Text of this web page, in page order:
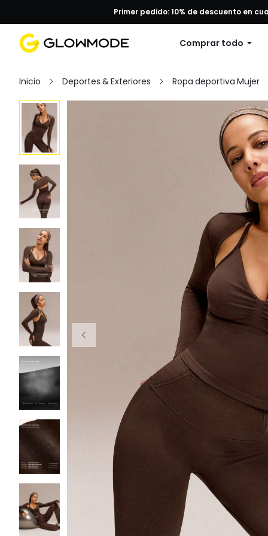
Primer pedido: 10% de descuento en
Comprar todo
Inicio Deportes & Exteriores Ropa deportiva Mujer